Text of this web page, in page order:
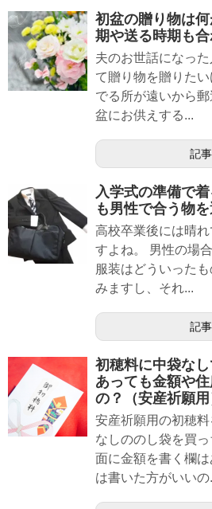
初盆の贈り物は
期や送る時期も合
夫のお世話になっ
て贈り物を贈りた
でる所が遠いから
盆にお供えする...
記
入学式の準備で
も男性で合う物
高校卒業後には晴
すよね。 男性の場
服装はどういった
みますし、それ...
記
初穂料に中袋な
あっても金額や
の？（安産祈願用
安産祈願用の初穂
なしののし袋を買
面に金額を書く欄
は書いた方がいいの